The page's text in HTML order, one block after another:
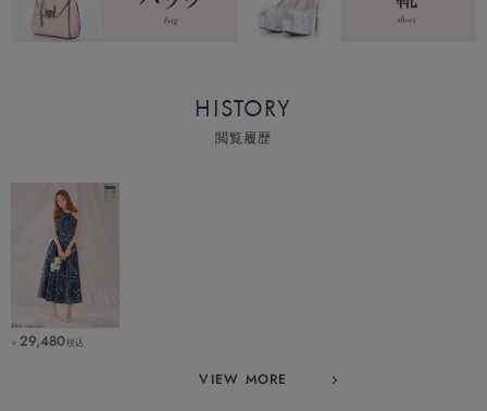
HISTORY
閲覧履歴
￥ 29,480税込
VIEW MORE